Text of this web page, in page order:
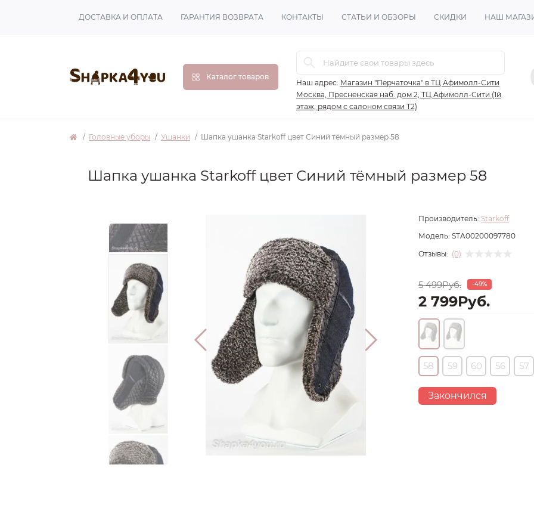
ДОСТАВКА И ОПЛАТА ГАРАНТИЯ ВОЗВРАТА КОНТАКТЫ СТАТЬИ И ОБЗОРЫ СКИДКИ НАШ
Каталог товаров
Наш адрес: Магазин "Перчаточка" в ТЦ Афимолл-Сити
Москва, Пресненская наб. дом 2, ТЦ Афимолл-Сити (1й
этаж, рядом с салоном связи Т2)
Головные уборы Ушанки Шапка ушанка Starkoff цвет Синий тёмный размер 58
Шапка ушанка Starkoff цвет Синий тёмный размер 58
Производитель: Starkoff
Модель: STA00200097780
Отзывы: (0)
5 499Руб. -49%
2 799Руб.
58 59 60 56 57
Закончился